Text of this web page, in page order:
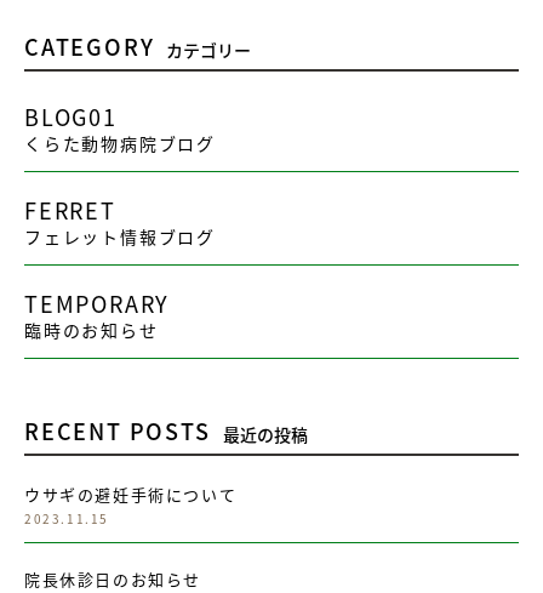
CATEGORY カテゴリー
BLOG01
くらた動物病院ブログ
FERRET
フェレット情報ブログ
TEMPORARY
臨時のお知らせ
RECENT POSTS 最近の投稿
ウサギの避妊手術について
2023.11.15
院長休診日のお知らせ